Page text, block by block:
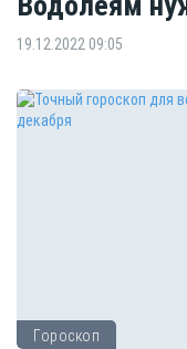
19.12.2022 09:05
Гороскоп